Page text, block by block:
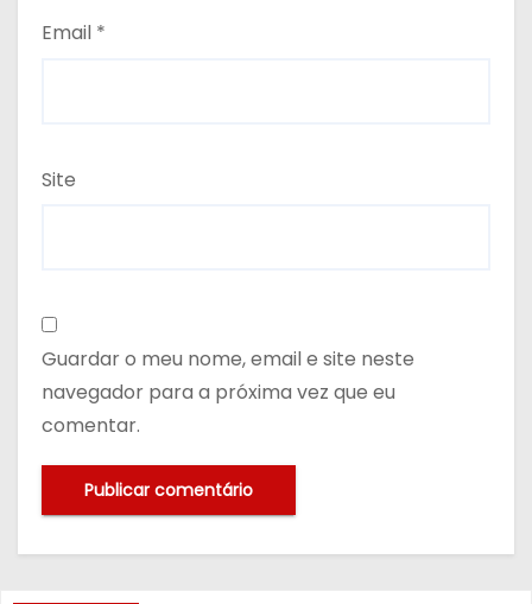
Email *
Site
Guardar o meu nome, email e site neste
navegador para a próxima vez que eu
comentar.